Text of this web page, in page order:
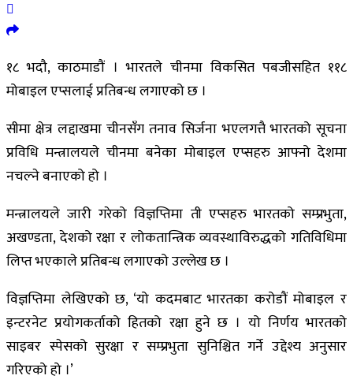
१८ भदौ, काठमाडौं । भारतले चीनमा विकसित पबजीसहित ११८
मोबाइल एप्सलाई प्रतिबन्ध लगाएको छ ।
सीमा क्षेत्र लद्दाखमा चीनसँग तनाव सिर्जना भएलगत्तै भारतको सूचना
प्रविधि मन्त्रालयले चीनमा बनेका मोबाइल एप्सहरु आफ्नो देशमा
नचल्ने बनाएको हो ।
मन्त्रालयले जारी गरेको विज्ञप्तिमा ती एप्सहरु भारतको सम्प्रभुता,
अखण्डता, देशको रक्षा र लोकतान्त्रिक व्यवस्थाविरुद्धको गतिविधिमा
लिप्त भएकाले प्रतिबन्ध लगाएको उल्लेख छ ।
विज्ञप्तिमा लेखिएको छ, ‘यो कदमबाट भारतका करोडौं मोबाइल र
इन्टरनेट प्रयोगकर्ताको हितको रक्षा हुने छ । यो निर्णय भारतको
साइबर स्पेसको सुरक्षा र सम्प्रभुता सुनिश्चित गर्ने उद्देश्य अनुसार
गरिएको हो ।’